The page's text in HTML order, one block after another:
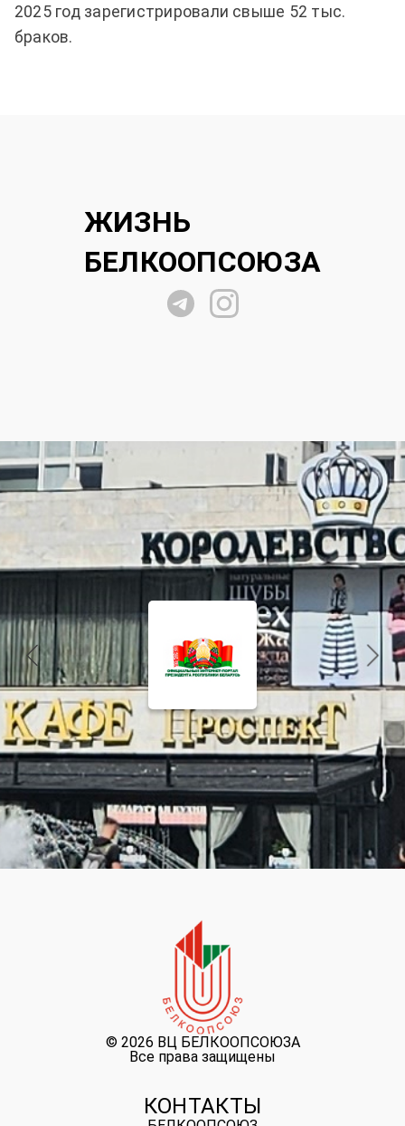
2025 год зарегистрировали свыше 52 тыс.
браков.
ЖИЗНЬ
БЕЛКООПСОЮЗА
© 2026 ВЦ БЕЛКООПСОЮЗА
Все права защищены
КОНТАКТЫ